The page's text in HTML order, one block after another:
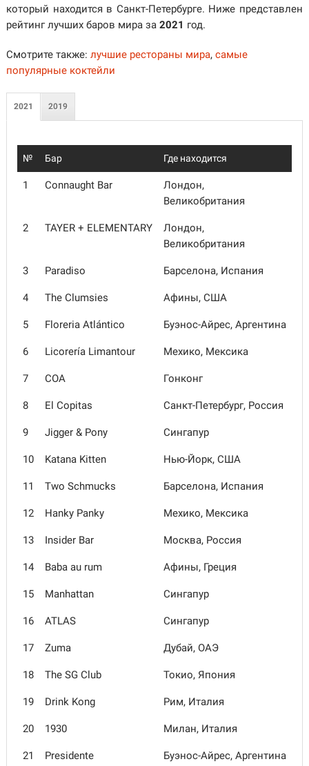
который находится в Санкт-Петербурге. Ниже представлен
рейтинг лучших баров мира за 2021 год.
Смотрите также: лучшие рестораны мира, самые
популярные коктейли
2021 2019
№ Бар Где находится
1 Connaught Bar
Лондон,
Великобритания
2 TAYER + ELEMENTARY
Лондон,
Великобритания
3 Paradiso Барселона, Испания
4 The Clumsies Афины, США
5 Floreria Atlántico Буэнос-Айрес, Аргентина
6 Licorería Limantour Мехико, Мексика
7 COA Гонконг
8 El Copitas Санкт-Петербург, Россия
9 Jigger & Pony Сингапур
10 Katana Kitten Нью-Йорк, США
11 Two Schmucks Барселона, Испания
12 Hanky Panky Мехико, Мексика
13 Insider Bar Москва, Россия
14 Baba au rum Афины, Греция
15 Manhattan Сингапур
16 ATLAS Сингапур
17 Zuma Дубай, ОАЭ
18 The SG Club Токио, Япония
19 Drink Kong Рим, Италия
20 1930 Милан, Италия
21 Presidente Буэнос-Айрес, Аргентина